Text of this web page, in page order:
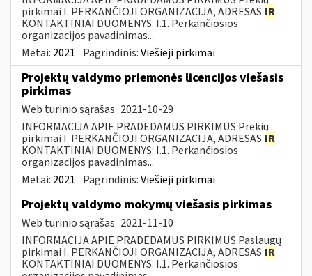
pirkimai I. PERKANČIOJI ORGANIZACIJA, ADRESAS IR
KONTAKTINIAI DUOMENYS: I.1. Perkančiosios
organizacijos pavadinimas...
Metai: 2021 Pagrindinis:Viešieji pirkimai
Projektų valdymo priemonės licencijos viešasis
pirkimas
Web turinio sąrašas 2021-10-29
INFORMACIJA APIE PRADEDAMUS PIRKIMUS Prekių
pirkimai I. PERKANČIOJI ORGANIZACIJA, ADRESAS IR
KONTAKTINIAI DUOMENYS: I.1. Perkančiosios
organizacijos pavadinimas...
Metai: 2021 Pagrindinis:Viešieji pirkimai
Projektų valdymo mokymų viešasis pirkimas
Web turinio sąrašas 2021-11-10
INFORMACIJA APIE PRADEDAMUS PIRKIMUS Paslaugų
pirkimai I. PERKANČIOJI ORGANIZACIJA, ADRESAS IR
KONTAKTINIAI DUOMENYS: I.1. Perkančiosios